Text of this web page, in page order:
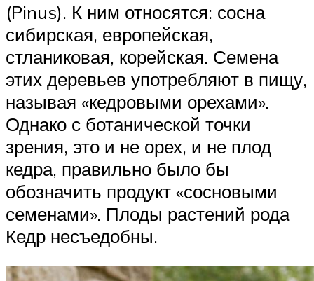
(Pinus). К ним относятся: сосна
сибирская, европейская,
стланиковая, корейская. Семена
этих деревьев употребляют в пищу,
называя «кедровыми орехами».
Однако с ботанической точки
зрения, это и не орех, и не плод
кедра, правильно было бы
обозначить продукт «сосновыми
семенами». Плоды растений рода
Кедр несъедобны.